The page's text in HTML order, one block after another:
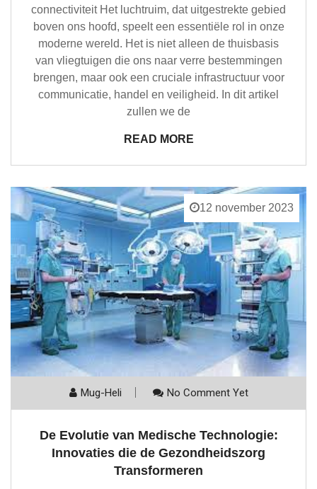
connectiviteit Het luchtruim, dat uitgestrekte gebied
boven ons hoofd, speelt een essentiële rol in onze
moderne wereld. Het is niet alleen de thuisbasis
van vliegtuigen die ons naar verre bestemmingen
brengen, maar ook een cruciale infrastructuur voor
communicatie, handel en veiligheid. In dit artikel
zullen we de
READ MORE
12 november 2023
Mug-Heli No Comment Yet
De Evolutie van Medische Technologie:
Innovaties die de Gezondheidszorg
Transformeren